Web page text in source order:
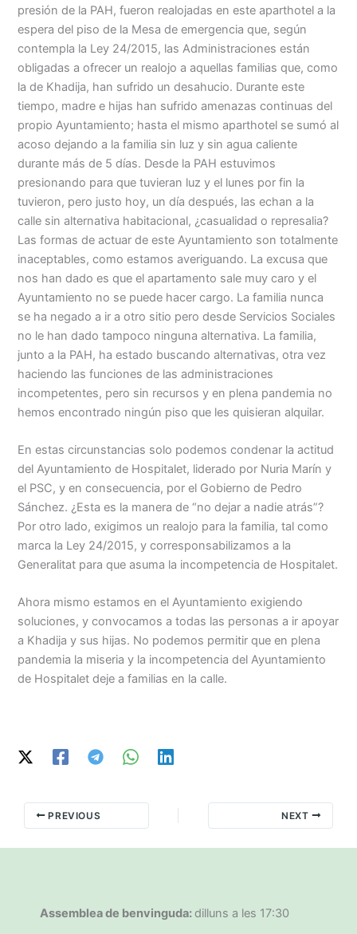
presión de la PAH, fueron realojadas en este aparthotel a la
espera del piso de la Mesa de emergencia que, según
contempla la Ley 24/2015, las Administraciones están
obligadas a ofrecer un realojo a aquellas familias que, como
la de Khadija, han sufrido un desahucio. Durante este
tiempo, madre e hijas han sufrido amenazas continuas del
propio Ayuntamiento; hasta el mismo aparthotel se sumó al
acoso dejando a la familia sin luz y sin agua caliente
durante más de 5 días. Desde la PAH estuvimos
presionando para que tuvieran luz y el lunes por fin la
tuvieron, pero justo hoy, un día después, las echan a la
calle sin alternativa habitacional, ¿casualidad o represalia?
Las formas de actuar de este Ayuntamiento son totalmente
inaceptables, como estamos averiguando. La excusa que
nos han dado es que el apartamento sale muy caro y el
Ayuntamiento no se puede hacer cargo. La familia nunca
se ha negado a ir a otro sitio pero desde Servicios Sociales
no le han dado tampoco ninguna alternativa. La familia,
junto a la PAH, ha estado buscando alternativas, otra vez
haciendo las funciones de las administraciones
incompetentes, pero sin recursos y en plena pandemia no
hemos encontrado ningún piso que les quisieran alquilar.
En estas circunstancias solo podemos condenar la actitud
del Ayuntamiento de Hospitalet, liderado por Nuria Marín y
el PSC, y en consecuencia, por el Gobierno de Pedro
Sánchez. ¿Esta es la manera de “no dejar a nadie atrás”?
Por otro lado, exigimos un realojo para la familia, tal como
marca la Ley 24/2015, y corresponsabilizamos a la
Generalitat para que asuma la incompetencia de Hospitalet.
Ahora mismo estamos en el Ayuntamiento exigiendo
soluciones, y convocamos a todas las personas a ir apoyar
a Khadija y sus hijas. No podemos permitir que en plena
pandemia la miseria y la incompetencia del Ayuntamiento
de Hospitalet deje a familias en la calle.
PREVIOUS NEXT
Assemblea de benvinguda: dilluns a les 17:30